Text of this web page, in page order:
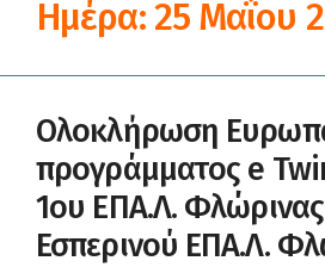
Ημέρα:25 Μαΐου
Ολοκλήρωση
προγράμματος e
1ου ΕΠΑ.Λ.
Εσπερινού ΕΠΑ.Λ.